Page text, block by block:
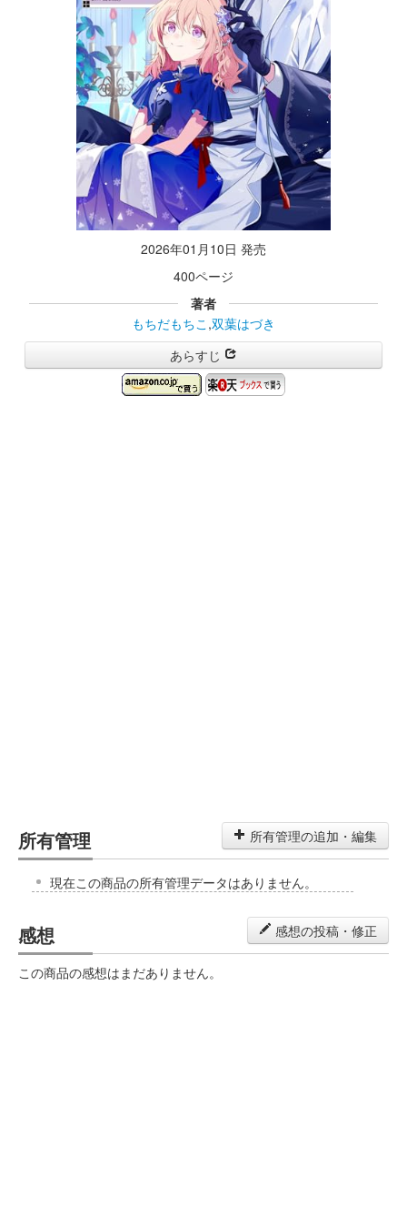
2026年01月10日 発売
400ページ
著者
もちだもちこ ,双葉はづき
あらすじ
所有管理 所有管理の追加・編集
現在この商品の所有管理データはありません。
感想 感想の投稿・修正
この商品の感想はまだありません。